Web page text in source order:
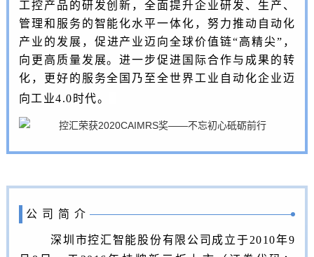
工控产品的研发创新，全面提升企业研发、生产、
管理和服务的智能化水平一体化， 努力推动自动化
产业的发展， 促进产业迈向全球价值链“高精尖”，
向更高质量发展。进一步促进国际合作与成果的转
化，更好的服务全国乃至全世界工业自动化企业迈
向工业4.0时代。
公 司 简 介
深圳市控汇智能股份有限公司成立于2010年9